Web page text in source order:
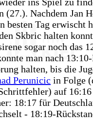
(27.). Nachdem Jan
besten Tag erwischt
Skbric halten
sogar noch das
man nach
halten, bis die
Perunicic in Folge
auf
18:17 für
- 18:19-